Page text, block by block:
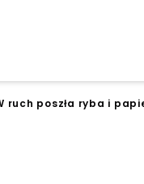
ruch poszła ryba i